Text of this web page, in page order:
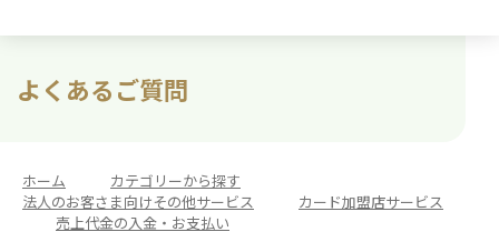
よくあるご質問
ホーム カテゴリーから探す
法人のお客さま向けその他サービス
カード加盟店サービス
売上代金の入金・お支払い